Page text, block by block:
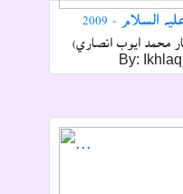
السلام - 2009
محمد ايوب انصاري)
By: